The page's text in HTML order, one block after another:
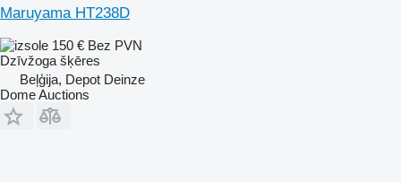
Maruyama HT238D
150 € Bez PVN
Dzīvžoga šķēres
Beļģija, Depot Deinze
Dome Auctions